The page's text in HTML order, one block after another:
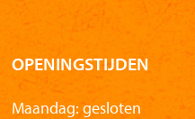
OPENINGSTIJDEN
Maandag: gesloten